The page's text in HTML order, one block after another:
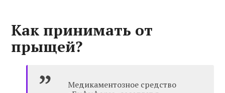
Как принимать от
прыщей?
Медикаментозное средство